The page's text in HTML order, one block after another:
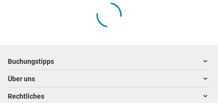
Footer navigation
Buchungstipps
Warum im Reisebüro buchen
Hoteltipps
Über uns
Kontakt
Rechtliches